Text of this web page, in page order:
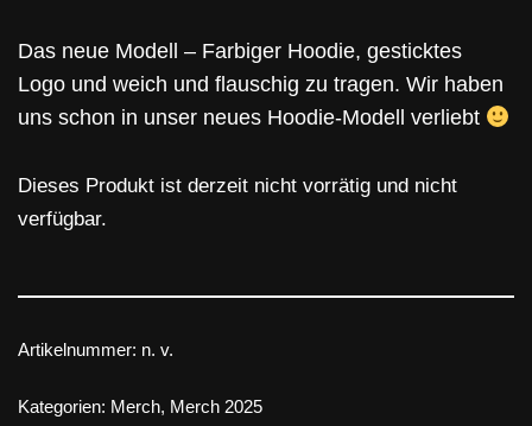
Das neue Modell – Farbiger Hoodie, gesticktes
Logo und weich und flauschig zu tragen. Wir haben
uns schon in unser neues Hoodie-Modell verliebt
Dieses Produkt ist derzeit nicht vorrätig und nicht
verfügbar.
Artikelnummer: n. v.
Kategorien: Merch, Merch 2025